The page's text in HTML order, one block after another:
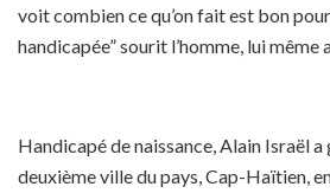
voit combien ce qu’on fait est bon
handicapée” sourit l’homme, lui même
Handicapé de naissance, Alain Israël a
deuxième ville du pays, Cap-Haïtien,